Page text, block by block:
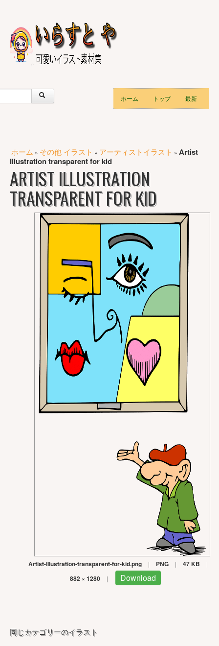
ホーム トップ 最新
ホーム » その他 イラスト » アーティストイラスト » Artist
Illustration transparent for kid
ARTIST ILLUSTRATION
TRANSPARENT FOR KID
Artist-Illustration-transparent-for-kid.png | PNG | 47 KB |
882 × 1280 | Download
同じカテゴリーのイラスト